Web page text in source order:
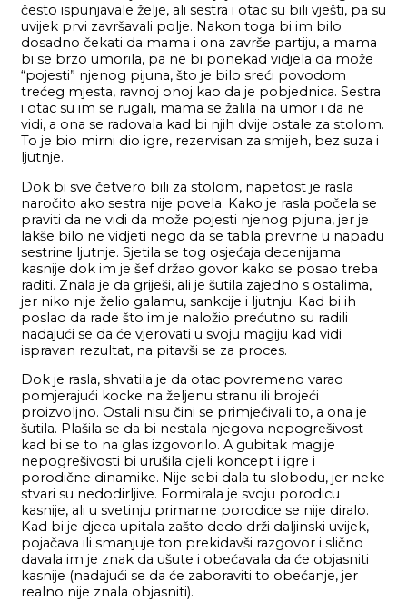
često ispunjavale želje, ali sestra i otac su bili vješti, pa su
uvijek prvi završavali polje. Nakon toga bi im bilo
dosadno čekati da mama i ona završe partiju, a mama
bi se brzo umorila, pa ne bi ponekad vidjela da može
“pojesti” njenog pijuna, što je bilo sreći povodom
trećeg mjesta, ravnoj onoj kao da je pobjednica. Sestra
i otac su im se rugali, mama se žalila na umor i da ne
vidi, a ona se radovala kad bi njih dvije ostale za stolom.
To je bio mirni dio igre, rezervisan za smijeh, bez suza i
ljutnje.
Dok bi sve četvero bili za stolom, napetost je rasla
naročito ako sestra nije povela. Kako je rasla počela se
praviti da ne vidi da može pojesti njenog pijuna, jer je
lakše bilo ne vidjeti nego da se tabla prevrne u napadu
sestrine ljutnje. Sjetila se tog osjećaja decenijama
kasnije dok im je šef držao govor kako se posao treba
raditi. Znala je da griješi, ali je šutila zajedno s ostalima,
jer niko nije želio galamu, sankcije i ljutnju. Kad bi ih
poslao da rade što im je naložio prećutno su radili
nadajući se da će vjerovati u svoju magiju kad vidi
ispravan rezultat, na pitavši se za proces.
Dok je rasla, shvatila je da otac povremeno varao
pomjerajući kocke na željenu stranu ili brojeći
proizvoljno. Ostali nisu čini se primjećivali to, a ona je
šutila. Plašila se da bi nestala njegova nepogrešivost
kad bi se to na glas izgovorilo. A gubitak magije
nepogrešivosti bi urušila cijeli koncept i igre i
porodične dinamike. Nije sebi dala tu slobodu, jer neke
stvari su nedodirljive. Formirala je svoju porodicu
kasnije, ali u svetinju primarne porodice se nije diralo.
Kad bi je djeca upitala zašto dedo drži daljinski uvijek,
pojačava ili smanjuje ton prekidavši razgovor i slično
davala im je znak da ušute i obećavala da će objasniti
kasnije (nadajući se da će zaboraviti to obećanje, jer
realno nije znala objasniti).